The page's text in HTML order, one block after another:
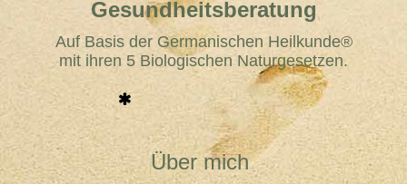
Gesundheitsberatung
Auf Basis der Germanischen Heilkunde®
mit ihren 5 Biologischen Naturgesetzen.
Über mich